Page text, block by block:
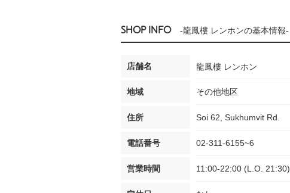
SHOP INFO -龍鳳樓 レンホンの基本情報-
店舗名 龍鳳樓 レンホン
地域 その他地区
住所 Soi 62, Sukhumvit Rd.
電話番号 02-311-6155~6
営業時間 11:00-22:00 (L.O. 21:30)